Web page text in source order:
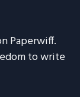
Paperwiff.
to write